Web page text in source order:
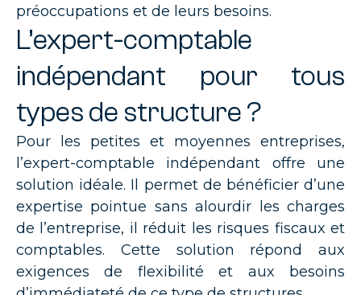
préoccupations et de leurs besoins.
L’expert-comptable
indépendant pour tous
types de structure ?
Pour les petites et moyennes entreprises,
l’expert-comptable indépendant offre une
solution idéale. Il permet de bénéficier d’une
expertise pointue sans alourdir les charges
de l’entreprise, il réduit les risques fiscaux et
comptables. Cette solution répond aux
exigences de flexibilité et aux besoins